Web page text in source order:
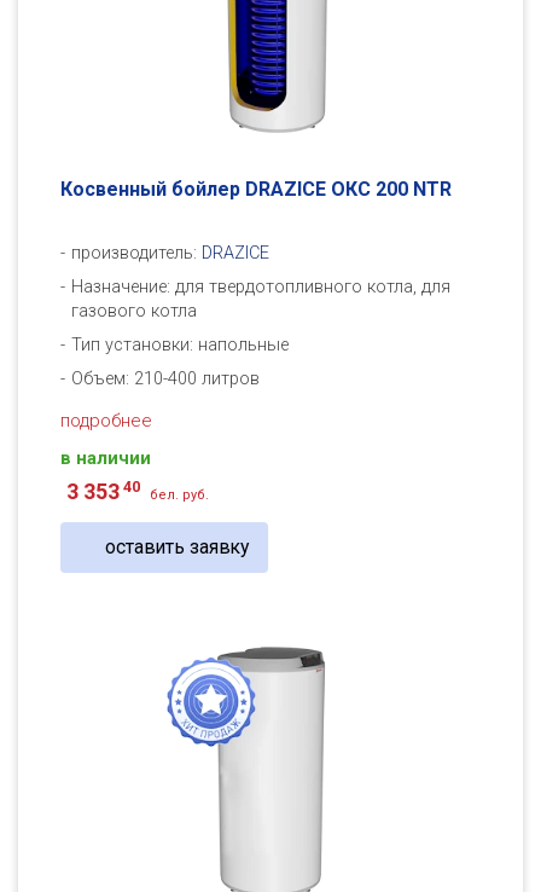
Косвенный бойлер DRAZICE ОКC 200 NTR
производитель: DRAZICE
Назначение: для твердотопливного котла, для
газового котла
Тип установки: напольные
Объем: 210-400 литров
подробнее
в наличии
3 353 40 бел. руб.
оставить заявку